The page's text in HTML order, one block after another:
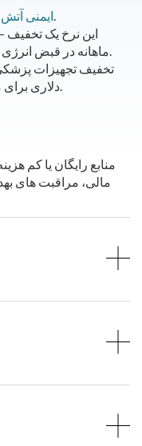
ایمنی- ایمنی شما اولویت ماست.
– این نرخ یک تخفیف
ماهانه در قبض انرژی مشتری واجد شرایط ارائه می دهد.
دلاری برای مشتریان واجد شرایط ارائه می‌کند.
مالی، مراقبت های